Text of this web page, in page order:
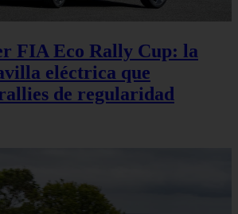
FIA Eco Rally Cup: la
eléctrica que
de regularidad